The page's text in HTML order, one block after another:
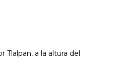
Tlalpan, a la altura del